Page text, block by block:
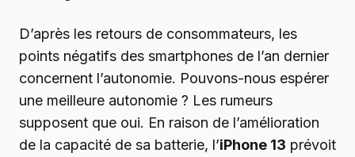
D’après les retours de consommateurs, les
points négatifs des smartphones de l’an dernier
concernent l’autonomie. Pouvons-nous espérer
une meilleure autonomie ? Les rumeurs
supposent que oui. En raison de l’amélioration
de la capacité de sa batterie, l’iPhone 13 prévoit